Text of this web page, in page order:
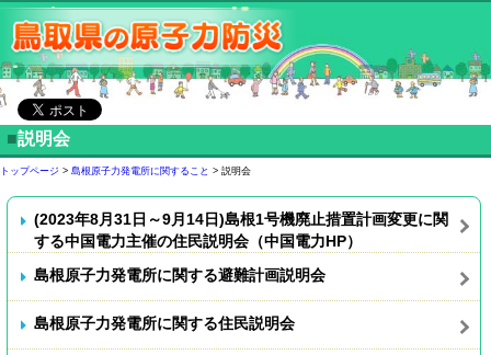
■説明会
トップページ > 島根原子力発電所に関すること > 説明会
(2023年8月31日～9月14日)島根1号機廃止措置計画変更に関
する中国電力主催の住民説明会（中国電力HP）
島根原子力発電所に関する避難計画説明会
島根原子力発電所に関する住民説明会